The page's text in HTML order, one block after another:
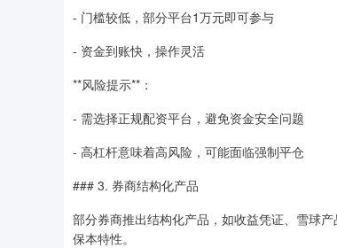
- 门槛较低，部分平台1万元即可参与
- 资金到账快，操作灵活
**风险提示**：
- 需选择正规配资平台，避免资金安全问题
- 高杠杆意味着高风险，可能面临强制平仓
### 3. 券商结构化产品
部分券商推出结构化产品，如收益凭证、雪球
保本特性。